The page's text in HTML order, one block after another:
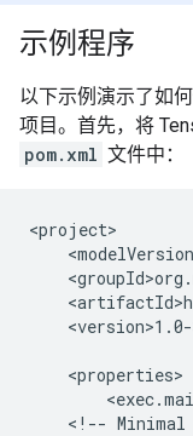
示例程序
以下示例演示了如
项目。首先，将
pom.xml 文件中：
<version>1.0-
<!-- Minimal